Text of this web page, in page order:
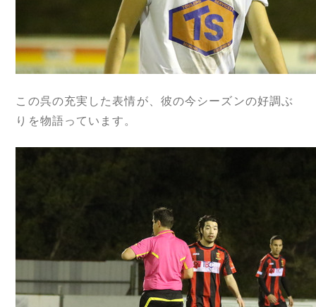
この呉の充実した表情が、彼の今シーズンの好調ぶ
りを物語っています。